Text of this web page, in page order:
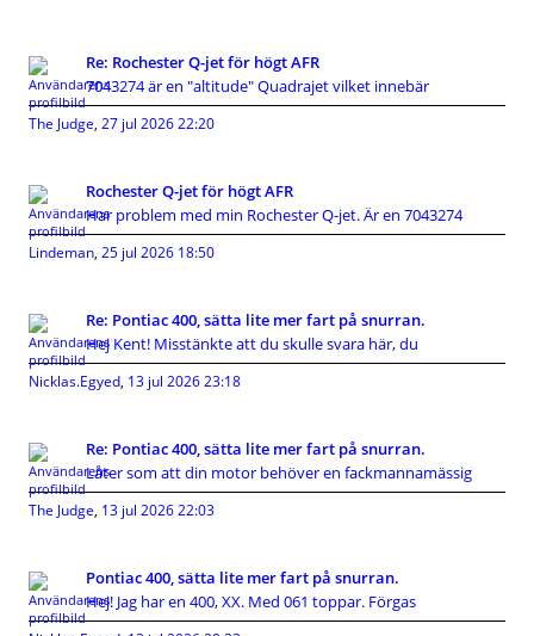
Re: Rochester Q-jet för högt AFR
7043274 är en "altitude" Quadrajet vilket innebär
The Judge, 27 jul 2026 22:20
Rochester Q-jet för högt AFR
Har problem med min Rochester Q-jet. Är en 7043274
Lindeman, 25 jul 2026 18:50
Re: Pontiac 400, sätta lite mer fart på snurran.
Hej Kent! Misstänkte att du skulle svara här, du
Nicklas.Egyed, 13 jul 2026 23:18
Re: Pontiac 400, sätta lite mer fart på snurran.
Låter som att din motor behöver en fackmannamässig
The Judge, 13 jul 2026 22:03
Pontiac 400, sätta lite mer fart på snurran.
Hej! Jag har en 400, XX. Med 061 toppar. Förgas